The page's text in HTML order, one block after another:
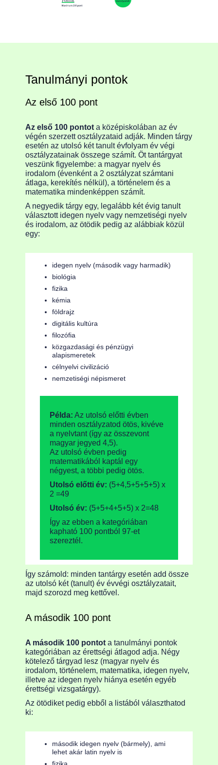
Tanulmányi pontok
Az első 100 pont
Az első 100 pontota középiskolában az év
végén szerzett osztályzataid adják. Minden tárgy
esetén az utolsó két tanult évfolyam év végi
osztályzatainak összege számít. Öt tantárgyat
veszünk figyelembe: a magyar nyelv és
irodalom (évenként a 2 osztályzat számtani
átlaga, kerekítés nélkül), a történelem és a
matematika mindenképpen számít.
A negyedik tárgy egy, legalább két évig tanult
választott idegen nyelv vagy nemzetiségi nyelv
és irodalom, az ötödik pedig az alábbiak közül
egy:
idegen nyelv (második vagy harmadik)
biológia
fizika
kémia
földrajz
digitális kultúra
filozófia
közgazdasági és pénzügyi
alapismeretek
célnyelvi civilizáció
nemzetiségi népismeret
Példa: Az utolsó előtti évben
minden osztályzatod ötös, kivéve
a nyelvtant (így az összevont
magyar jegyed 4,5).
Az utolsó évben pedig
matematikából kaptál egy
négyest, a többi pedig ötös.
Utolsó előtti év: (5+4,5+5+5+5) x
2 =49
Utolsó év: (5+5+4+5+5) x 2=48
Így az ebben a kategóriában
kapható 100 pontból 97-et
szereztél.
Így számold: minden tantárgy esetén add össze
az utolsó két (tanult) év évvégi osztályzatait,
majd szorozd meg kettővel.
A második 100 pont
A második 100 pontot a tanulmányi pontok
kategóriában az érettségi átlagod adja. Négy
kötelező tárgyad lesz (magyar nyelv és
irodalom, történelem, matematika, idegen nyelv,
illetve az idegen nyelv hiánya esetén egyéb
érettségi vizsgatárgy).
Az ötödiket pedig ebből a listából választhatod
ki:
második idegen nyelv (bármely), ami
lehet akár latin nyelv is